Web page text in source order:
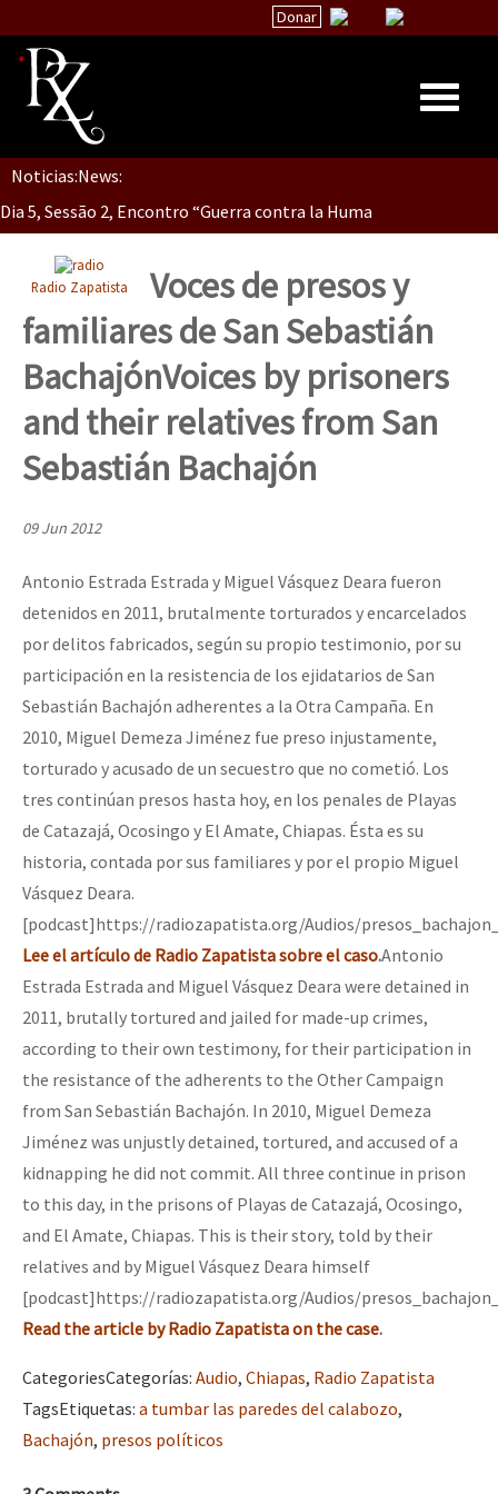
Donar
Inicio
Quiénes Somos
La palabra del EZLN
TEMAS
Chiapas
México
Latinoamérica
AutonomÍa y Resistencia
Megaproyectos
Presos
Mujeres
Niñxs
ETIQUETAS
MULTIMEDIA
Audio
Fotorreportaje
Otras secciones
Semillero Guerra contra la Humanidad. (Las poblaciones y
la naturaleza bajo asedio)
Libros para descargar
Medios Libres
COVID-19
Contacto
Noticias:News:
Dia 5, Sessão 2, Encontro “Guerra contra la Humanidad”
Dia 5, sessão 1, do Encontro “Guerra contra a Humanidade”(As
Dia 4 – Encontro “Guerra contra a Humanidade” (As populações
Dia 3 do Encontro “Guerra contra a Humanidade”
Dia 2 do Encontro “Guerra contra a Humanidad”
Dia 1: Encontro “Guerra contra a Humanidade”
[CDMX – 20 julio] Jornadas globales por la libertad de Jesús
“Sonhando a Terra do Bem Virá” se publica no Estado Espanhol
Se o México sabe, que o mundo saiba! Nossas lutas pela
[25 abr – CDMX] Tokín por el CNI: 30 años de Resistencia y
Radio Zapatista
Voces de presos y
familiares de San Sebastián
BachajónVoices by prisoners
and their relatives from San
Sebastián Bachajón
09 Jun 2012
Antonio Estrada Estrada y Miguel Vásquez Deara fueron
detenidos en 2011, brutalmente torturados y encarcelados
por delitos fabricados, según su propio testimonio, por su
participación en la resistencia de los ejidatarios de San
Sebastián Bachajón adherentes a la Otra Campaña. En
2010, Miguel Demeza Jiménez fue preso injustamente,
torturado y acusado de un secuestro que no cometió. Los
tres continúan presos hasta hoy, en los penales de Playas
de Catazajá, Ocosingo y El Amate, Chiapas. Ésta es su
historia, contada por sus familiares y por el propio Miguel
Vásquez Deara.
[podcast]https://radiozapatista.org/Audios/
Lee el artículo de Radio Zapatista sobre el caso.Antonio
Estrada Estrada and Miguel Vásquez Deara were detained in
2011, brutally tortured and jailed for made-up crimes,
according to their own testimony, for their participation in
the resistance of the adherents to the Other Campaign
from San Sebastián Bachajón. In 2010, Miguel Demeza
Jiménez was unjustly detained, tortured, and accused of a
kidnapping he did not commit. All three continue in prison
to this day, in the prisons of Playas de Catazajá, Ocosingo,
and El Amate, Chiapas. This is their story, told by their
relatives and by Miguel Vásquez Deara himself
[podcast]https://radiozapatista.org/Audios/
Read the article by Radio Zapatista on the case.
CategoriesCategorías: Audio, Chiapas, Radio Zapatista
TagsEtiquetas: a tumbar las paredes del calabozo,
Bachajón, presos políticos